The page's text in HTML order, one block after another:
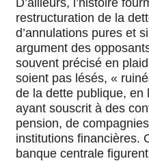
restructuration de la
d’annulations pures et
argument des
souvent précisé en
soient pas lésés, «
de la dette publique, en
ayant souscrit à des
pension, de
institutions financières.
banque centrale